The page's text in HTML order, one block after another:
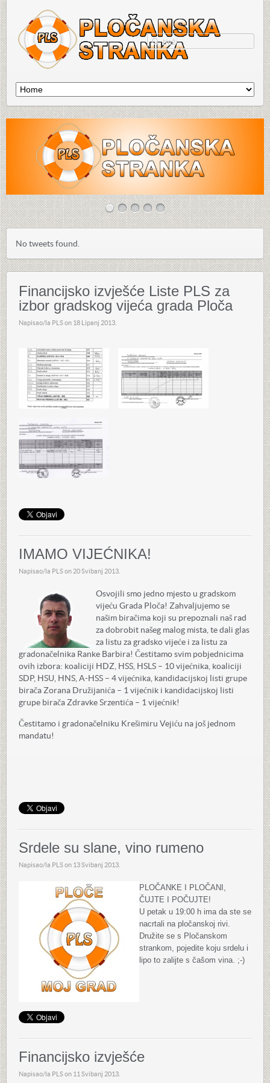
No tweets found.
Financijsko izvješće Liste PLS za
izbor gradskog vijeća grada Ploča
Napisao/la PLS on 18 Lipanj 2013
IMAMO VIJEĆNIKA!
Napisao/la PLS on 20 Svibanj 2013
Osvojili smo jedno mjesto u gradskom
vijeću Grada Ploča! Zahvaljujemo se
našim biračima koji su prepoznali naš rad
za dobrobit našeg malog mista, te dali glas
za listu za gradsko vijeće i za listu za
gradonačelnika Ranke Barbira! Čestitamo svim pobjednicima
ovih izbora: koaliciji HDZ, HSS, HSLS – 10 vijećnika, koaliciji
SDP, HSU, HNS, A-HSS – 4 vijećnika, kandidacijskoj listi grupe
birača Zorana Družijanića – 1 vijećnik i kandidacijskoj listi
grupe birača Zdravke Srzentića – 1 vijećnik!
Čestitamo i gradonačelniku Krešimiru Vejiću na još jednom
mandatu!
Srdele su slane, vino rumeno
Napisao/la PLS on 13 Svibanj 2013
PLOČANKE I PLOČANI,
ČUJTE I POČUJTE!
U petak u 19:00 h ima da ste se
nacrtali na pločanskoj rivi.
Družite se s Pločanskom
strankom, pojedite koju srdelu i
lipo to zalijte s čašom vina. ;-)
Financijsko izvješće
Napisao/la PLS on 11 Svibanj 2013